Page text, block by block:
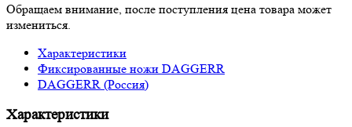
Обращаем внимание, после поступления цена товара может
измениться.
Характеристики
Фиксированные ножи DAGGERR
DAGGERR (Россия)
Характеристики